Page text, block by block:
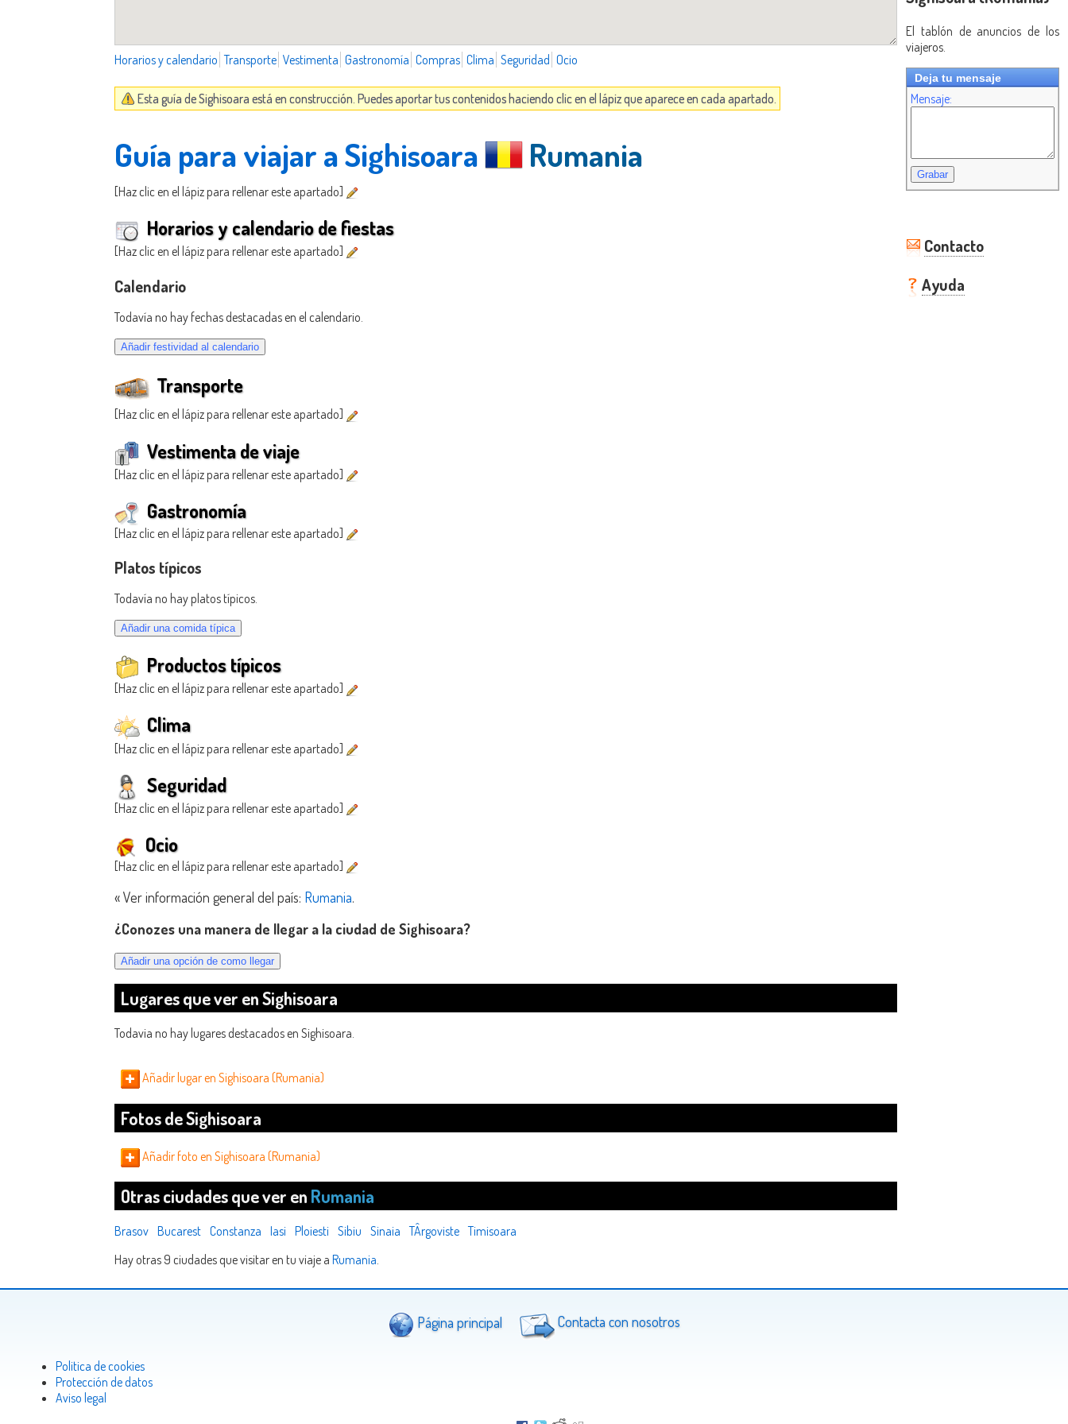
Horarios y calendario Transporte Vestimenta Gastronomía Compras Clima Seguridad Ocio
Esta guía de Sighisoara está en construcción. Puedes aportar tus contenidos haciendo clic en el lápiz que aparece en cada apartado.
Guía para viajar a Sighisoara Rumania
[Haz clic en el lápiz para rellenar este apartado]
Horarios y calendario de fiestas
[Haz clic en el lápiz para rellenar este apartado]
Calendario
Todavía no hay fechas destacadas en el calendario.
Transporte
[Haz clic en el lápiz para rellenar este apartado]
Vestimenta de viaje
[Haz clic en el lápiz para rellenar este apartado]
Gastronomía
[Haz clic en el lápiz para rellenar este apartado]
Platos típicos
Todavía no hay platos típicos.
Productos típicos
[Haz clic en el lápiz para rellenar este apartado]
Clima
[Haz clic en el lápiz para rellenar este apartado]
Seguridad
[Haz clic en el lápiz para rellenar este apartado]
Ocio
[Haz clic en el lápiz para rellenar este apartado]
« Ver información general del país: Rumania.
¿Conozes una manera de llegar a la ciudad de Sighisoara?
Lugares que ver en Sighisoara
Todavia no hay lugares destacados en Sighisoara.
Añadir lugar en Sighisoara (Rumania)
Fotos de Sighisoara
Añadir foto en Sighisoara (Rumania)
Otras ciudades que ver en Rumania
Brasov Bucarest Constanza Iasi Ploiesti Sibiu Sinaia TÂrgoviste Timisoara
Hay otras 9 ciudades que visitar en tu viaje a Rumania.
El tablón de anuncios de los
viajeros.
Deja tu mensaje
Mensaje:
Contacto
Ayuda
Página principal Contacta con nosotros
Politica de cookies
Protección de datos
Aviso legal